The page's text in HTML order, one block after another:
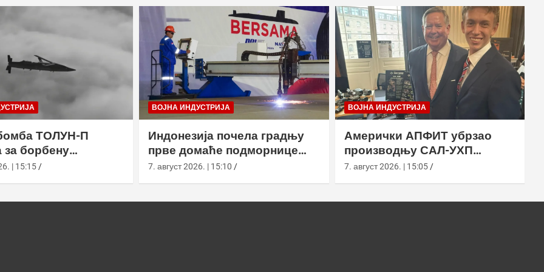
ТОЛУН-П
за борбену
| 15:15
ВОЈНА ИНДУСТРИЈА
Индонезија почела градњу
прве домаће подморнице
класе Сцорпèне
7. август 2026. | 15:10
ВОЈНА ИНДУСТРИЈА
Амерички АПФИТ убрзао
производњу САЛ-УХП
ласера за УССОЦОМ
7. август 2026. | 15:05